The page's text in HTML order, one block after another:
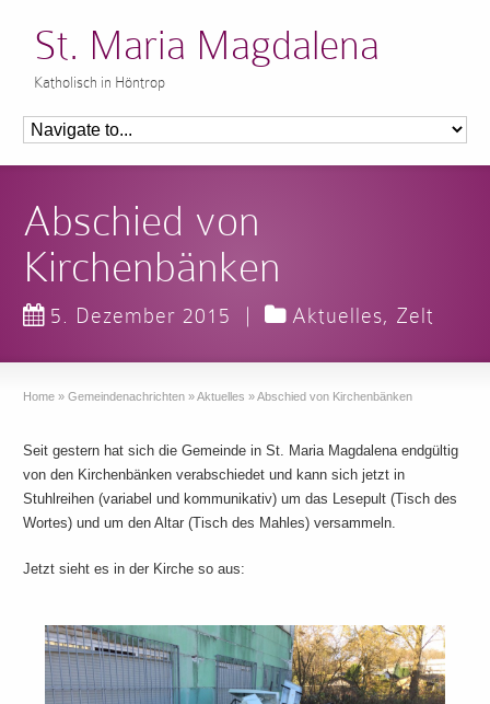
St. Maria Magdalena
Katholisch in Höntrop
Abschied von
Kirchenbänken
5. Dezember 2015 | Aktuelles, Zelt
Home » Gemeindenachrichten »Aktuelles »Abschied von Kirchenbänken
Seit gestern hat sich die Gemeinde in St. Maria Magdalena endgültig
von den Kirchenbänken verabschiedet und kann sich jetzt in
Stuhlreihen (variabel und kommunikativ) um das Lesepult (Tisch des
Wortes) und um den Altar (Tisch des Mahles) versammeln.
Jetzt sieht es in der Kirche so aus: